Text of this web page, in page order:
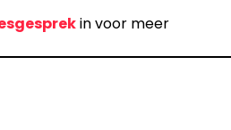
in voor meer